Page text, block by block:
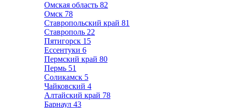
Омская область 82
Омск 78
Ставропольский край 81
Ставрополь 22
Пятигорск 15
Ессентуки 6
Пермский край 80
Пермь 51
Соликамск 5
Чайковский 4
Алтайский край 78
Барнаул 43